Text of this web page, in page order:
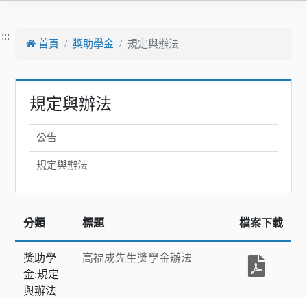
:::
首頁 獎助學金 規定與辦法
規定與辦法
公告
規定與辦法
分類 標題 檔案下載
獎助學
金:規定
與辦法
高福成先生獎學金辦法